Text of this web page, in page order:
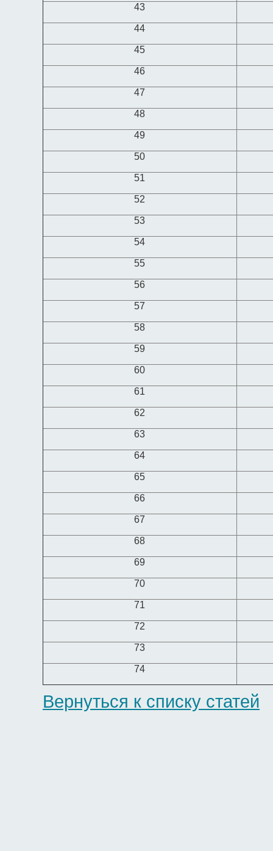
43
44
45
46
47
48
49
50
51
52
53
54
55
56
57
58
59
60
61
62
63
64
65
66
67
68
69
70
71
72
73
74
Вернуться к списку статей